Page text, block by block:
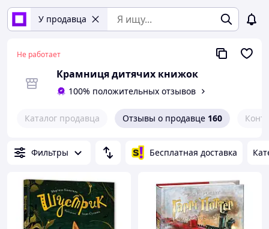
У продавца
Не работает
Крамниця дитячих книжок
100% положительных отзывов
Каталог продавца Отзывы о продавце 160
Фильтры Бесплатная доставка